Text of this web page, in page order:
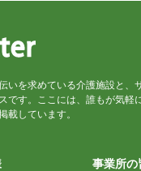
いを求めている介護施設と、
です。ここには、誰もが気軽
載しています。
事業所の